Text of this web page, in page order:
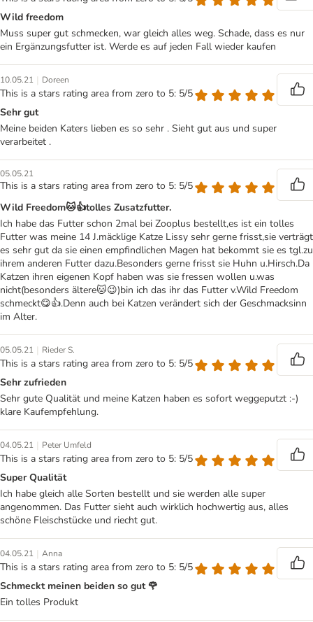
Wild freedom
Muss super gut schmecken, war gleich alles weg. Schade, dass es nur
ein Ergänzungsfutter ist. Werde es auf jeden Fall wieder kaufen
10.05.21 | Doreen
This is a stars rating area from zero to 5: 5/5
Sehr gut
Meine beiden Katers lieben es so sehr . Sieht gut aus und super
verarbeitet .
05.05.21
This is a stars rating area from zero to 5: 5/5
Wild Freedom🐱👍tolles Zusatzfutter.
Ich habe das Futter schon 2mal bei Zooplus bestellt,es ist ein tolles
Futter was meine 14 J.mäcklige Katze Lissy sehr gerne frisst,sie verträgt
es sehr gut da sie einen empfindlichen Magen hat bekommt sie es tgl.zu
ihrem anderen Futter dazu.Besonders gerne frisst sie Huhn u.Hirsch.Da
Katzen ihren eigenen Kopf haben was sie fressen wollen u.was
nicht(besonders ältere🐱😉)bin ich das ihr das Futter v.Wild Freedom
schmeckt😋👍.Denn auch bei Katzen verändert sich der Geschmacksinn
im Alter.
05.05.21 | Rieder S.
This is a stars rating area from zero to 5: 5/5
Sehr zufrieden
Sehr gute Qualität und meine Katzen haben es sofort weggeputzt :-)
klare Kaufempfehlung.
04.05.21 | Peter Umfeld
This is a stars rating area from zero to 5: 5/5
Super Qualität
Ich habe gleich alle Sorten bestellt und sie werden alle super
angenommen. Das Futter sieht auch wirklich hochwertig aus, alles
schöne Fleischstücke und riecht gut.
04.05.21 | Anna
This is a stars rating area from zero to 5: 5/5
Schmeckt meinen beiden so gut 🌹
Ein tolles Produkt